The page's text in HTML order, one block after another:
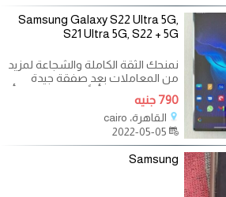
Samsung Galaxy S22 Ultra 5G,
S21 Ultra 5G, S22 + 5G
نمنحك الثقة الكاملة والشجاعة لمزيد
من المعاملات بعد صفقة جيدة
وناجحة. اتصل بنا أيضًا للحصول على أي
790 جنيه
القاهرة، cairo
Samsung